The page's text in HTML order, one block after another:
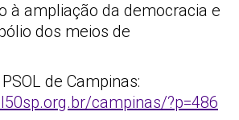
à ampliação da democracia e
dos meios de
de Campinas:
campinas/?p=486